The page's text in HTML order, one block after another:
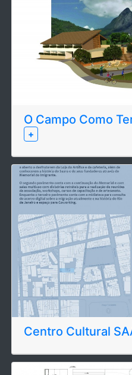
O Campo Como
+
Centro Cultural